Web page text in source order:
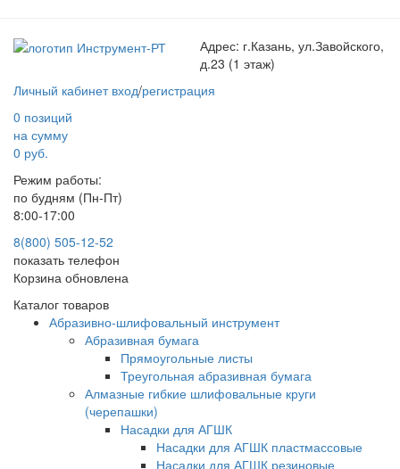
Адрес: г.Казань, ул.Завойского,
д.23 (1 этаж)
Личный кабинет вход/регистрация
0 позиций
на сумму
0 руб.
Режим работы:
по будням (Пн-Пт)
8:00-17:00
8(800) 505-12-52
показать телефон
Корзина обновлена
Каталог товаров
Абразивно-шлифовальный инструмент
Абразивная бумага
Прямоугольные листы
Треугольная абразивная бумага
Алмазные гибкие шлифовальные круги
(черепашки)
Насадки для АГШК
Насадки для АГШК пластмассовые
Насадки для АГШК резиновые